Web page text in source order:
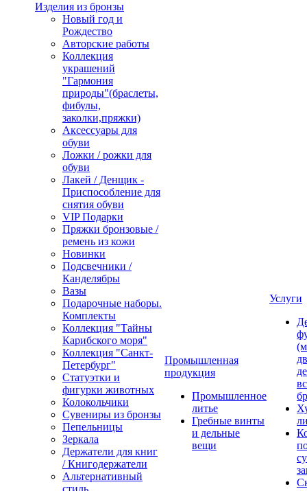
Изделия из бронзы
Новый год и
Рождество
Авторские работы
Коллекция
украшений
"Гармония
природы"(браслеты,
фибулы,
заколки,пряжки)
Аксессуары для
обуви
Ложки / рожки для
обуви
Лакей / Денщик -
Приспособление для
снятия обуви
VIP Подарки
Пряжки бронзовые /
ремень из кожи
Новинки
Подсвечники /
Канделябры
Вазы
Подарочные наборы.
Комплекты
Коллекция "Тайны
Карибского моря"
Коллекция "Санкт-
Петербург"
Статуэтки и
фигурки животных
Колокольчики
Сувениры из бронзы
Пепельницы
Зеркала
Держатели для книг
/ Книгодержатели
Альтернативный
стиль
Промышленная
продукция
Промышленное
литье
Гребные винты
и дельные
вещи
Услуги